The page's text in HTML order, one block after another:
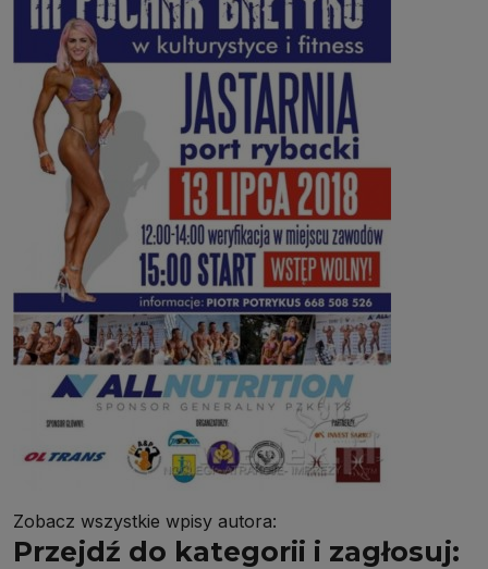
Zobacz wszystkie wpisy autora:
Przejdź do kategorii i zagłosuj: